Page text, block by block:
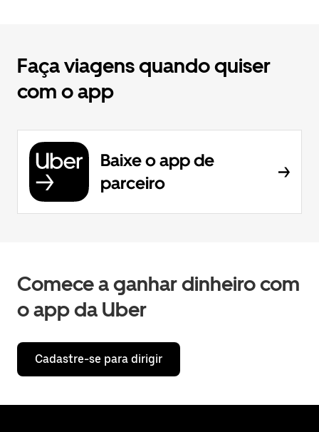
Faça viagens quando quiser
com o app
Baixe o app de
parceiro
Comece a ganhar dinheiro com
o app da Uber
Cadastre-se para dirigir